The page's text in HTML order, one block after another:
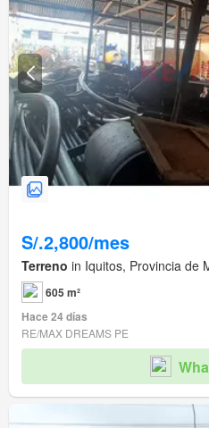
S/.2,800/mes
Terreno in Iquitos, Provincia de
605 m²
Hace 24 días
RE/MAX DREAMS PE